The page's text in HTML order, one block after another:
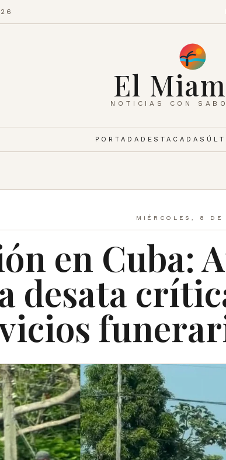
El
NOTICIAS CON
PORTADA DESTACADAS
MIÉRCOLES, 8
en Cuba:
desata